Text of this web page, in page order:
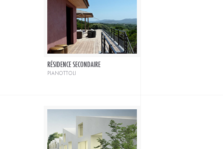
RÉSIDENCE SECONDAIRE
pianottoli